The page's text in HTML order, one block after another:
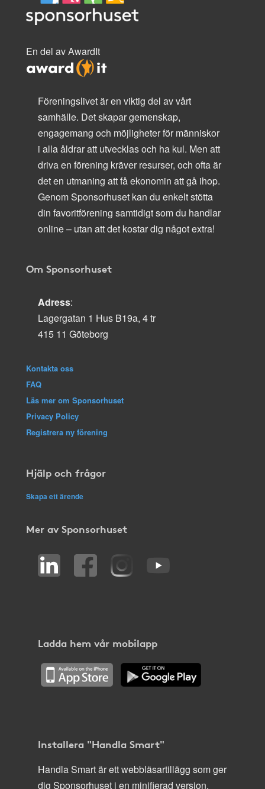
En del av AwardIt
Föreningslivet är en viktig del av vårt
samhälle. Det skapar gemenskap,
engagemang och möjligheter för människor
i alla åldrar att utvecklas och ha kul. Men att
driva en förening kräver resurser, och ofta är
det en utmaning att få ekonomin att gå ihop.
Genom Sponsorhuset kan du enkelt stötta
din favoritförening samtidigt som du handlar
online – utan att det kostar dig något extra!
Om Sponsorhuset
Adress:
Lagergatan 1 Hus B19a, 4 tr
415 11 Göteborg
Kontakta oss
FAQ
Läs mer om Sponsorhuset
Privacy Policy
Registrera ny förening
Hjälp och frågor
Skapa ett ärende
Mer av Sponsorhuset
Ladda hem vår mobilapp
Installera "Handla Smart"
Handla Smart är ett webbläsartillägg som ger
dig Sponsorhuset i en minifierad version,